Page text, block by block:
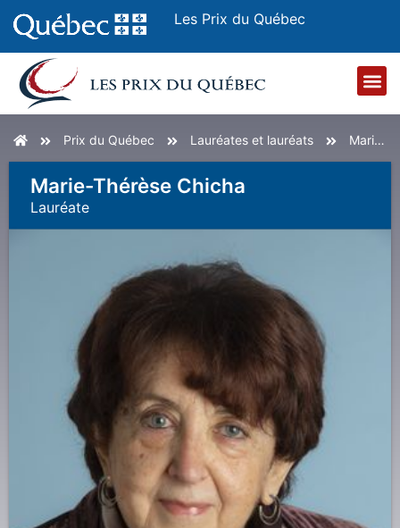
Les Prix du Québec
AccueilPrix du Québec Lauréates et lauréats Marie-Thérèse Chicha
Marie-Thérèse Chicha
LauréatE